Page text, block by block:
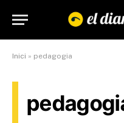
Inici » pedagogia